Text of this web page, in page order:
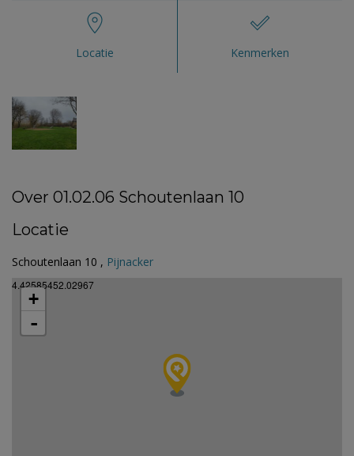
Locatie Kenmerken
Over 01.02.06 Schoutenlaan 10
Locatie
Schoutenlaan 10 , Pijnacker
4.42585452.02967
+
-